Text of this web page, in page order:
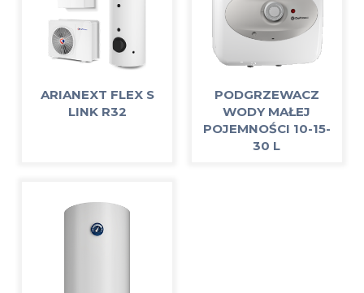
ARIANEXT FLEX S
LINK R32
PODGRZEWACZ
WODY MAŁEJ
POJEMNOŚCI 10-15-
30 L